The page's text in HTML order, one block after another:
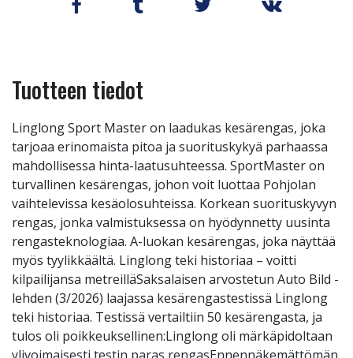
Tuotteen tiedot
Linglong Sport Master on laadukas kesärengas, joka
tarjoaa erinomaista pitoa ja suorituskykyä parhaassa
mahdollisessa hinta-laatusuhteessa. SportMaster on
turvallinen kesärengas, johon voit luottaa Pohjolan
vaihtelevissa kesäolosuhteissa. Korkean suorituskyvyn
rengas, jonka valmistuksessa on hyödynnetty uusinta
rengasteknologiaa. A-luokan kesärengas, joka näyttää
myös tyylikkäältä. Linglong teki historiaa – voitti
kilpailijansa metreilläSaksalaisen arvostetun Auto Bild -
lehden (3/2026) laajassa kesärengastestissä Linglong
teki historiaa. Testissä vertailtiin 50 kesärengasta, ja
tulos oli poikkeuksellinen:Linglong oli märkäpidoltaan